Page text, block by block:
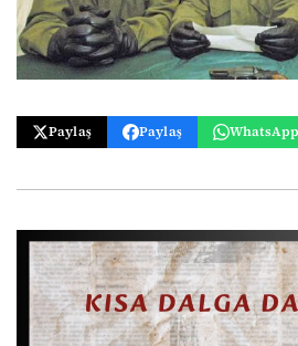
Paylaş Paylaş WhatsApp